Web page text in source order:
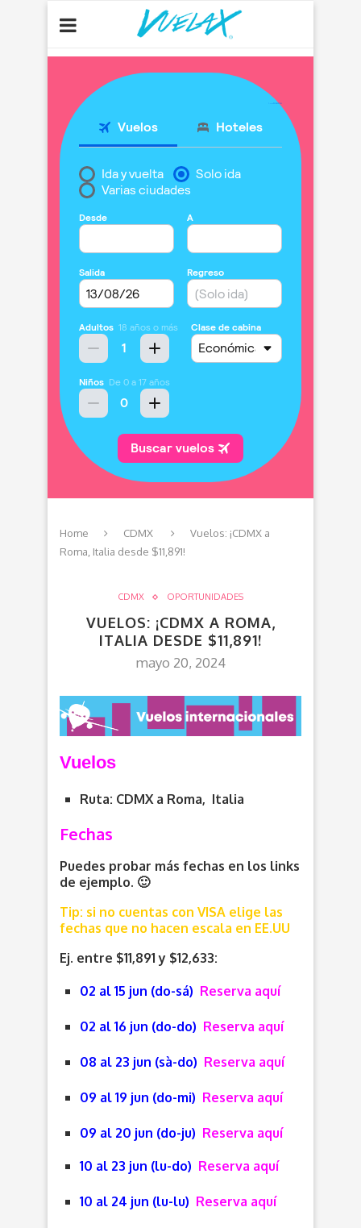
Home CDMX
Vuelos: ¡CDMX a
Roma, Italia desde $11,891!
CDMX OPORTUNIDADES
VUELOS: ¡CDMX A ROMA,
ITALIA DESDE $11,891!
mayo 20, 2024
Vuelos
Ruta: CDMX a Roma, Italia
Fechas
Puedes probar más fechas en los links
de ejemplo. 🙂
Tip: si no cuentas con VISA elige las
fechas que no hacen escala en EE.UU
Ej. entre $11,891 y $12,633:
02 al 15 jun (do-sá) Reserva aquí
02 al 16 jun (do-do) Reserva aquí
08 al 23 jun (sà-do) Reserva aquí
09 al 19 jun (do-mi) Reserva aquí
09 al 20 jun (do-ju) Reserva aquí
10 al 23 jun (lu-do) Reserva aquí
10 al 24 jun (lu-lu) Reserva aquí